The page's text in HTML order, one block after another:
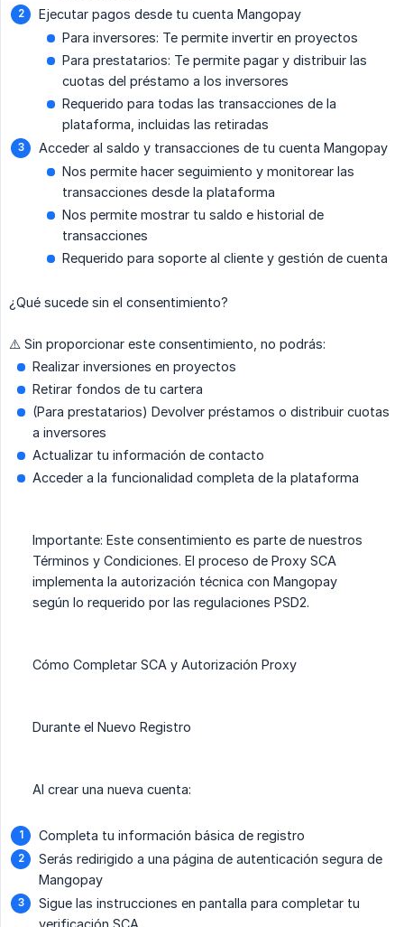
Ejecutar pagos desde tu cuenta Mangopay
Para inversores: Te permite invertir en proyectos
Para prestatarios: Te permite pagar y distribuir las
cuotas del préstamo a los inversores
Requerido para todas las transacciones de la
plataforma, incluidas las retiradas
Acceder al saldo y transacciones de tu cuenta Mangopay
Nos permite hacer seguimiento y monitorear las
transacciones desde la plataforma
Nos permite mostrar tu saldo e historial de
transacciones
Requerido para soporte al cliente y gestión de cuenta
¿Qué sucede sin el consentimiento?
⚠️ Sin proporcionar este consentimiento, no podrás:
Realizar inversiones en proyectos
Retirar fondos de tu cartera
(Para prestatarios) Devolver préstamos o distribuir cuotas
a inversores
Actualizar tu información de contacto
Acceder a la funcionalidad completa de la plataforma
Importante: Este consentimiento es parte de nuestros
Términos y Condiciones. El proceso de Proxy SCA
implementa la autorización técnica con Mangopay
según lo requerido por las regulaciones PSD2.
Cómo Completar SCA y Autorización Proxy
Durante el Nuevo Registro
Al crear una nueva cuenta:
Completa tu información básica de registro
Serás redirigido a una página de autenticación segura de
Mangopay
Sigue las instrucciones en pantalla para completar tu
verificación SCA